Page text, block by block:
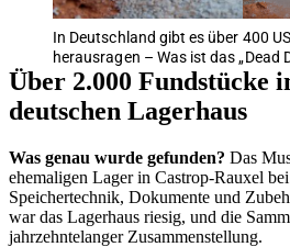
In Deutschland gibt es über 400
herausragen – Was ist das „Dead
Über 2.000 Fundstücke
deutschen Lagerhaus
Was genau wurde gefunden? Das
ehemaligen Lager in Castrop-Rauxel
Speichertechnik, Dokumente und
war das Lagerhaus riesig, und die
jahrzehntelanger Zusammenstellung.